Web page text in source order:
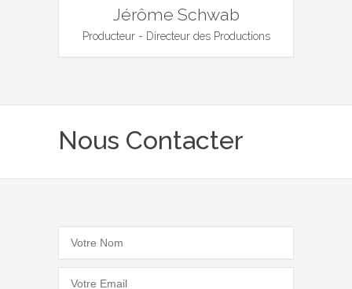
Jérôme Schwab
Producteur - Directeur des Productions
Nous Contacter